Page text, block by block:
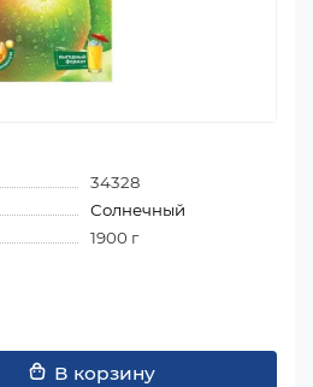
34328
Солнечный
1900 г
В корзину